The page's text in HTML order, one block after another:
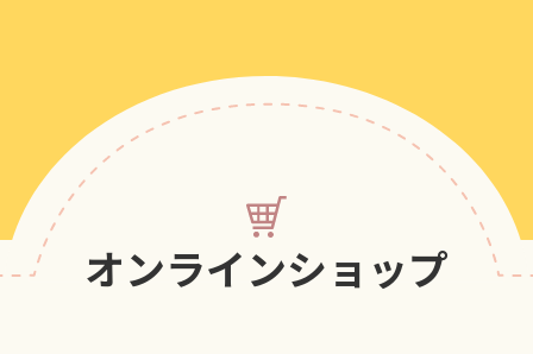
オンラインショップ